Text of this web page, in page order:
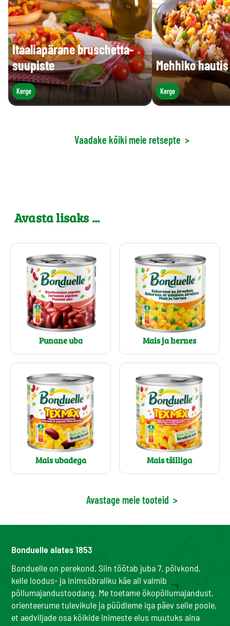
Itaaliapärane bruschetta-
suupiste
Kerge
Mehhiko hautis
Kerge
Vaadake kõiki meie retsepte >
Avasta lisaks ...
Punane uba Mais ja hernes
Mais ubadega Mais tšilliga
Avastage meie tooteid >
Bonduelle alates 1853
Bonduelle on perekond. Siin töötab juba 7. põlvkond,
kelle loodus- ja inimsõbraliku käe all valmib
põllumajandustoodang. Me toetame ökopõllumajandust,
orienteerume tulevikule ja püüdleme iga päev selle poole,
et aedviljade osa kõikide inimeste elus muutuks aina